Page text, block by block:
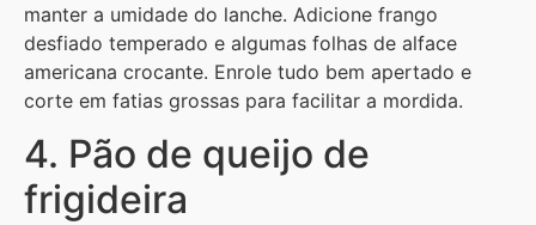
manter a umidade do lanche. Adicione frango
desfiado temperado e algumas folhas de alface
americana crocante. Enrole tudo bem apertado e
corte em fatias grossas para facilitar a mordida.
4. Pão de queijo de
frigideira